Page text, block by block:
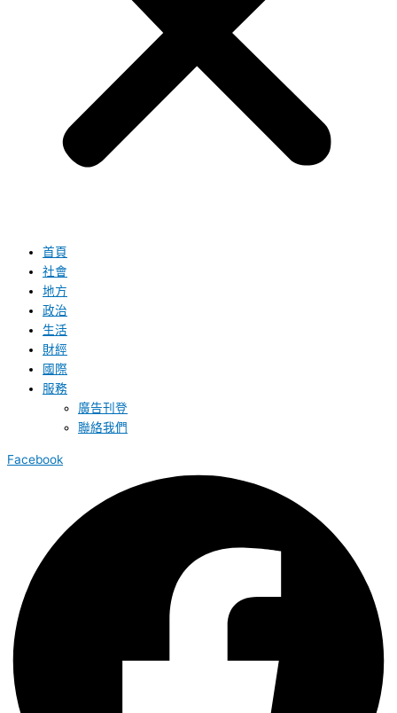
首頁
社會
地方
政治
生活
財經
國際
服務
廣告刊登
聯絡我們
Facebook